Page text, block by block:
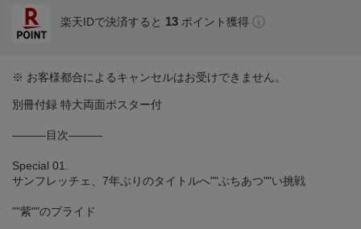
楽天IDで決済すると 13 ポイント獲得
※ お客様都合によるキャンセルはお受けできません。
別冊付録 特大両面ポスター付
―――目次―――
Special 01.
サンフレッチェ、7年ぶりのタイトルへ""ぶちあつ""い挑戦
""紫""のプライド